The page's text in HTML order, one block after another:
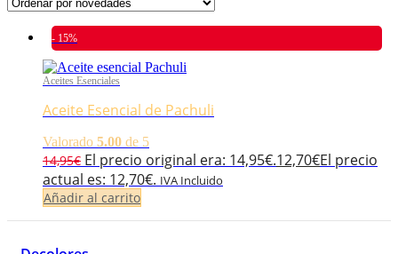
- 15%
Aceites Esenciales
Aceite Esencial de Pachuli
Valorado 5.00 de 5
14,95€ El precio original era: 14,95€.12,70€El precio
actual es: 12,70€. IVA Incluido
Añadir al carrito